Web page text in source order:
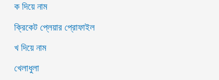
ক দিয়ে নাম
ক্রিকেট প্লেয়ার প্রোফাইল
খ দিয়ে নাম
খেলাধুলা